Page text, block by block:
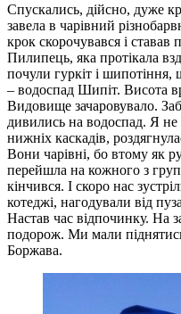
Спускались, дійсно, дуже
завела в чарівний
крок скорочувався і ставав
Пилипець, яка протікала
почули гуркіт і
– водоспад Шипіт. Висота
Видовище зачаровувало.
дивились на водоспад. Я
нижніх каскадів,
Вони чарівні, бо втому як
перейшла на кожного з
кінчився. І скоро нас
котеджі, нагодували від
Настав час відпочинку. На
подорож. Ми мали
Боржава.